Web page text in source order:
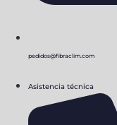
pedidos@fibraclim.com
Asistencia técnica